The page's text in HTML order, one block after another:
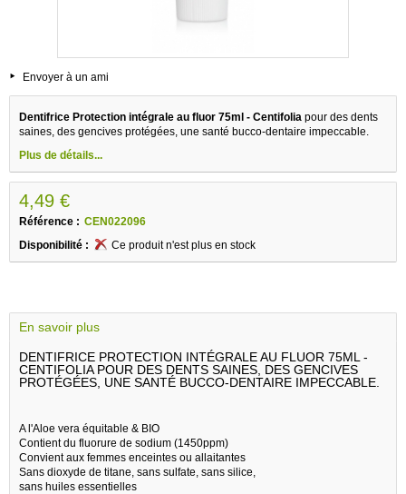
Envoyer à un ami
Dentifrice Protection intégrale au fluor 75ml - Centifolia pour des dents
saines, des gencives protégées, une santé bucco-dentaire impeccable.
Plus de détails...
4,49 €
Référence : CEN022096
Disponibilité :
Ce produit n'est plus en stock
En savoir plus
DENTIFRICE PROTECTION INTÉGRALE AU FLUOR 75ML -
CENTIFOLIA POUR DES DENTS SAINES, DES GENCIVES
PROTÉGÉES, UNE SANTÉ BUCCO-DENTAIRE IMPECCABLE.
A l'Aloe vera équitable & BIO
Contient du fluorure de sodium (1450ppm)
Convient aux femmes enceintes ou allaitantes
Sans dioxyde de titane, sans sulfate, sans silice,
sans huiles essentielles